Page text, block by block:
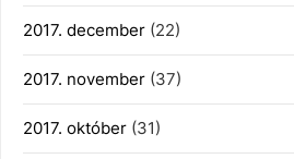
2017. december (22)
2017. november (37)
2017. október (31)